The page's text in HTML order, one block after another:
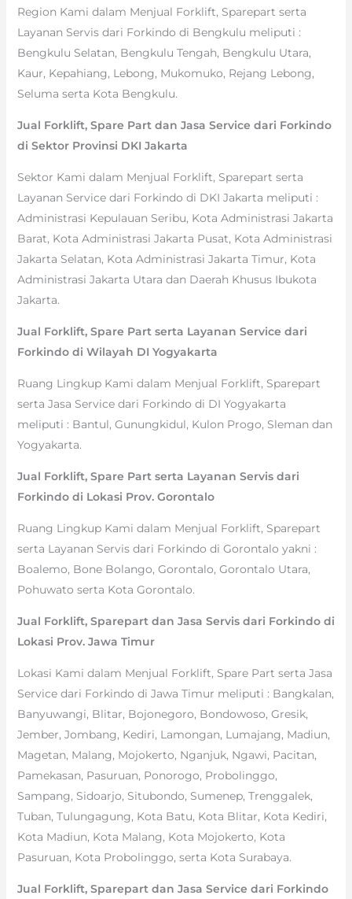
Region Kami dalam Menjual Forklift, Sparepart serta
Layanan Servis dari Forkindo di Bengkulu meliputi :
Bengkulu Selatan, Bengkulu Tengah, Bengkulu Utara,
Kaur, Kepahiang, Lebong, Mukomuko, Rejang Lebong,
Seluma serta Kota Bengkulu.
Jual Forklift, Spare Part dan Jasa Service dari Forkindo
di Sektor Provinsi DKI Jakarta
Sektor Kami dalam Menjual Forklift, Sparepart serta
Layanan Service dari Forkindo di DKI Jakarta meliputi :
Administrasi Kepulauan Seribu, Kota Administrasi Jakarta
Barat, Kota Administrasi Jakarta Pusat, Kota Administrasi
Jakarta Selatan, Kota Administrasi Jakarta Timur, Kota
Administrasi Jakarta Utara dan Daerah Khusus Ibukota
Jakarta.
Jual Forklift, Spare Part serta Layanan Service dari
Forkindo di Wilayah DI Yogyakarta
Ruang Lingkup Kami dalam Menjual Forklift, Sparepart
serta Jasa Service dari Forkindo di DI Yogyakarta
meliputi : Bantul, Gunungkidul, Kulon Progo, Sleman dan
Yogyakarta.
Jual Forklift, Spare Part serta Layanan Servis dari
Forkindo di Lokasi Prov. Gorontalo
Ruang Lingkup Kami dalam Menjual Forklift, Sparepart
serta Layanan Servis dari Forkindo di Gorontalo yakni :
Boalemo, Bone Bolango, Gorontalo, Gorontalo Utara,
Pohuwato serta Kota Gorontalo.
Jual Forklift, Sparepart dan Jasa Servis dari Forkindo di
Lokasi Prov. Jawa Timur
Lokasi Kami dalam Menjual Forklift, Spare Part serta Jasa
Service dari Forkindo di Jawa Timur meliputi : Bangkalan,
Banyuwangi, Blitar, Bojonegoro, Bondowoso, Gresik,
Jember, Jombang, Kediri, Lamongan, Lumajang, Madiun,
Magetan, Malang, Mojokerto, Nganjuk, Ngawi, Pacitan,
Pamekasan, Pasuruan, Ponorogo, Probolinggo,
Sampang, Sidoarjo, Situbondo, Sumenep, Trenggalek,
Tuban, Tulungagung, Kota Batu, Kota Blitar, Kota Kediri,
Kota Madiun, Kota Malang, Kota Mojokerto, Kota
Pasuruan, Kota Probolinggo, serta Kota Surabaya.
Jual Forklift, Sparepart dan Jasa Service dari Forkindo